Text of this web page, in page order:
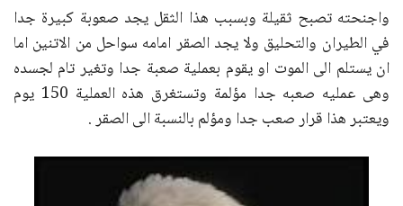
واجنحته تصبح ثقيلة وبسبب هذا الثقل يجد صعوبة كبيرة جدا
في الطيران والتحليق ولا يجد الصقر امامه سواحل من الاتنين اما
ان يستلم الى الموت او يقوم بعملية صعبة جدا وتغير تام لجسده
وهى عمليه صعبه جدا مؤلمة وتستغرق هذه العملية 150 يوم
ويعتبر هذا قرار صعب جدا ومؤلم بالنسبة الى الصقر .